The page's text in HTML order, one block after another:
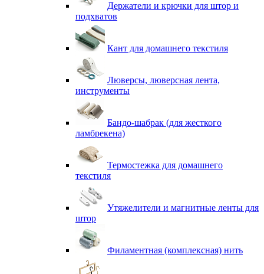
Держатели и крючки для штор и
подхватов
Кант для домашнего текстиля
Люверсы, люверсная лента,
инструменты
Бандо-шабрак (для жесткого
ламбрекена)
Термостежка для домашнего
текстиля
Утяжелители и магнитные ленты для
штор
Филаментная (комплексная) нить